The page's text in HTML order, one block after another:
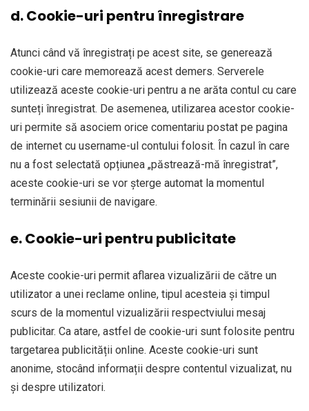
d. Cookie-uri pentru înregistrare
Atunci când vă înregistrați pe acest site, se generează
cookie-uri care memorează acest demers. Serverele
utilizează aceste cookie-uri pentru a ne arăta contul cu care
sunteți înregistrat. De asemenea, utilizarea acestor cookie-
uri permite să asociem orice comentariu postat pe pagina
de internet cu username-ul contului folosit. În cazul în care
nu a fost selectată opțiunea „păstrează-mă înregistrat”,
aceste cookie-uri se vor șterge automat la momentul
terminării sesiunii de navigare.
e. Cookie-uri pentru publicitate
Aceste cookie-uri permit aflarea vizualizării de către un
utilizator a unei reclame online, tipul acesteia și timpul
scurs de la momentul vizualizării respectviului mesaj
publicitar. Ca atare, astfel de cookie-uri sunt folosite pentru
targetarea publicității online. Aceste cookie-uri sunt
anonime, stocând informații despre contentul vizualizat, nu
și despre utilizatori.